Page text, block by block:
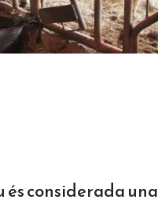
és considerada